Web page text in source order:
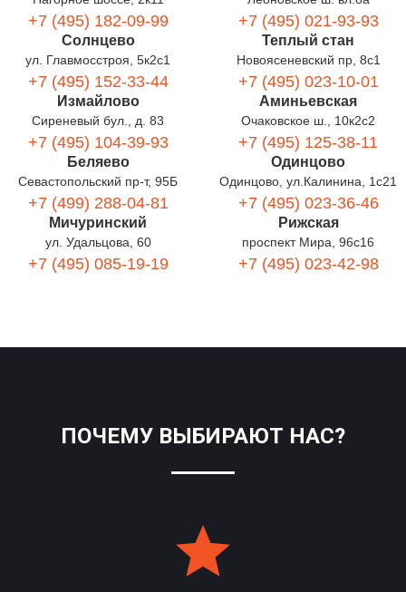
+7 (495) 182-09-99 +7 (495) 021-93-93
Солнцево
ул. Главмосстроя, 5к2с1
+7 (495) 152-33-44
Теплый стан
Новоясеневский пр, 8с1
+7 (495) 023-10-01
Измайлово
Сиреневый бул., д. 83
+7 (495) 104-39-93
Аминьевская
Очаковское ш., 10к2с2
+7 (495) 125-38-11
Беляево
Севастопольский пр-т, 95Б
+7 (499) 288-04-81
Одинцово
Одинцово, ул.Калинина, 1с21
+7 (495) 023-36-46
Мичуринский
ул. Удальцова, 60
+7 (495) 085-19-19
Рижская
проспект Мира, 96с16
+7 (495) 023-42-98
ПОЧЕМУ ВЫБИРАЮТ НАС?